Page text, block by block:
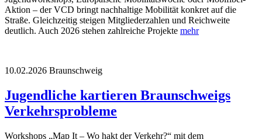
Aktion – der VCD bringt nachhaltige Mobilität konkret auf die
Straße. Gleichzeitig steigen Mitgliederzahlen und Reichweite
deutlich. Auch 2026 stehen zahlreiche Projekte mehr
10.02.2026 Braunschweig
Jugendliche kartieren Braunschweigs
Verkehrsprobleme
Workshops „Map It – Wo hakt der Verkehr?“ mit dem